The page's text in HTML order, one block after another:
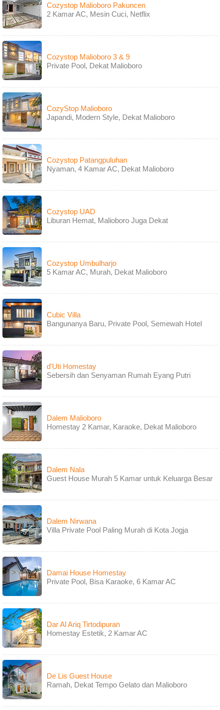
Cozystop Malioboro Pakuncen
2 Kamar AC, Mesin Cuci, Netflix
Cozystop Malioboro 3 & 9
Private Pool, Dekat Malioboro
CozyStop Malioboro
Japandi, Modern Style, Dekat Malioboro
Cozystop Patangpuluhan
Nyaman, 4 Kamar AC, Dekat Malioboro
Cozystop UAD
Liburan Hemat, Malioboro Juga Dekat
Cozystop Umbulharjo
5 Kamar AC, Murah, Dekat Malioboro
Cubic Villa
Bangunanya Baru, Private Pool, Semewah Hotel
d'Uti Homestay
Sebersih dan Senyaman Rumah Eyang Putri
Dalem Malioboro
Homestay 2 Kamar, Karaoke, Dekat Malioboro
Dalem Nala
Guest House Murah 5 Kamar untuk Keluarga Besar
Dalem Nirwana
Villa Private Pool Paling Murah di Kota Jogja
Damai House Homestay
Private Pool, Bisa Karaoke, 6 Kamar AC
Dar Al Ariq Tirtodipuran
Homestay Estetik, 2 Kamar AC
De Lis Guest House
Ramah, Dekat Tempo Gelato dan Malioboro